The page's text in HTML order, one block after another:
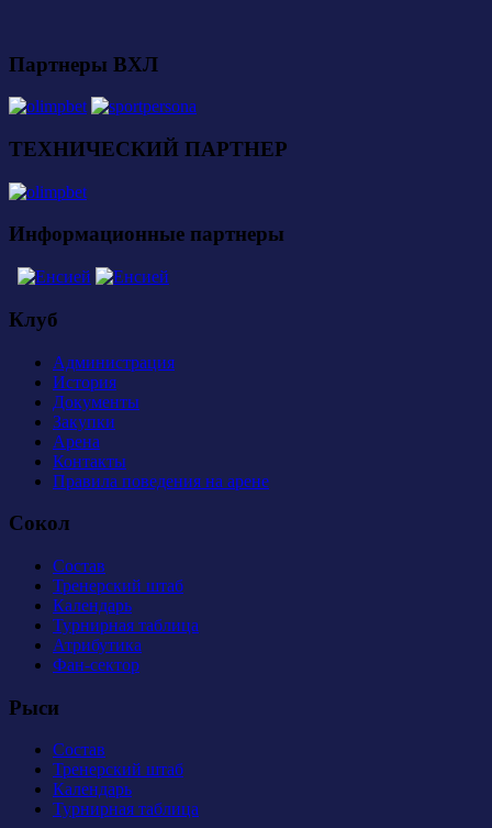
Партнеры ВХЛ
ТЕХНИЧЕСКИЙ ПАРТНЕР
Информационные партнеры
Клуб
Администрация
История
Документы
Закупки
Арена
Контакты
Правила поведения на арене
Сокол
Состав
Тренерский штаб
Календарь
Турнирная таблица
Атрибутика
Фан-сектор
Рыси
Состав
Тренерский штаб
Календарь
Турнирная таблица